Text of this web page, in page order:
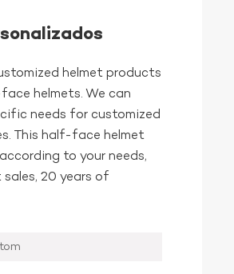
helmet products
helmets. We can
needs for customized
This half-face helmet
to your needs,
20 years of